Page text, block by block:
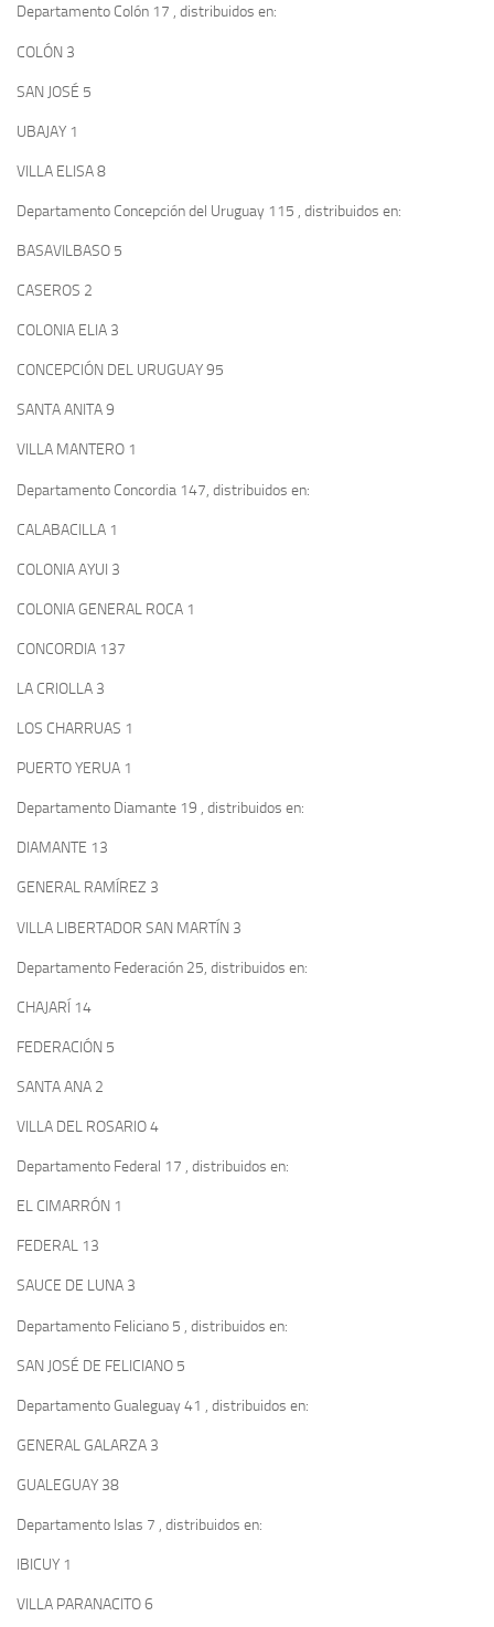
Departamento Colón 17 , distribuidos en:
COLÓN 3
SAN JOSÉ 5
UBAJAY 1
VILLA ELISA 8
Departamento Concepción del Uruguay 115 , distribuidos en:
BASAVILBASO 5
CASEROS 2
COLONIA ELIA 3
CONCEPCIÓN DEL URUGUAY 95
SANTA ANITA 9
VILLA MANTERO 1
Departamento Concordia 147, distribuidos en:
CALABACILLA 1
COLONIA AYUI 3
COLONIA GENERAL ROCA 1
CONCORDIA 137
LA CRIOLLA 3
LOS CHARRUAS 1
PUERTO YERUA 1
Departamento Diamante 19 , distribuidos en:
DIAMANTE 13
GENERAL RAMÍREZ 3
VILLA LIBERTADOR SAN MARTÍN 3
Departamento Federación 25, distribuidos en:
CHAJARÍ 14
FEDERACIÓN 5
SANTA ANA 2
VILLA DEL ROSARIO 4
Departamento Federal 17 , distribuidos en:
EL CIMARRÓN 1
FEDERAL 13
SAUCE DE LUNA 3
Departamento Feliciano 5 , distribuidos en:
SAN JOSÉ DE FELICIANO 5
Departamento Gualeguay 41 , distribuidos en:
GENERAL GALARZA 3
GUALEGUAY 38
Departamento Islas 7 , distribuidos en:
IBICUY 1
VILLA PARANACITO 6